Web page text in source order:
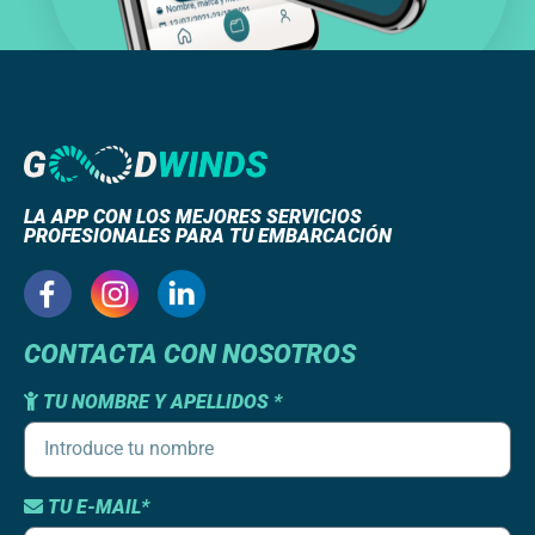
LA APP CON LOS MEJORES SERVICIOS
PROFESIONALES PARA TU EMBARCACIÓN
CONTACTA CON NOSOTROS
TU NOMBRE Y APELLIDOS *
TU E-MAIL*